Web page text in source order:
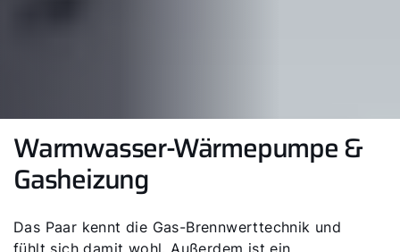
Warmwasser-Wärmepumpe &
Gasheizung
Das Paar kennt die Gas-Brennwerttechnik und
fühlt sich damit wohl. Außerdem ist ein
Fachhandwerker finden
Wichtige Links